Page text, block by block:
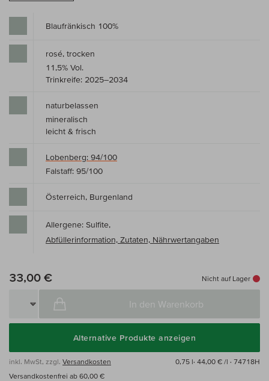
Blaufränkisch 100%
rosé, trocken
11,5% Vol.
Trinkreife: 2025–2034
naturbelassen
mineralisch
leicht & frisch
Lobenberg: 94/100
Falstaff: 95/100
Österreich, Burgenland
Allergene: Sulfite,
Abfüllerinformation, Zutaten, Nährwertangaben
33,00 € Nicht auf Lager
In den Warenkorb
Alternative Produkte anzeigen
inkl. MwSt, zzgl. Versandkosten 0,75 l· 44,00 € /l · 74718H
Versandkostenfrei ab 60,00 €